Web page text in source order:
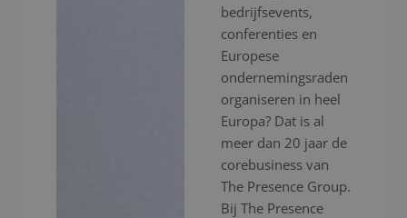
bedrijfsevents,
conferenties en
Europese
ondernemingsraden
organiseren in heel
Europa? Dat is al
meer dan 20 jaar de
corebusiness van
The Presence Group.
Bij The Presence